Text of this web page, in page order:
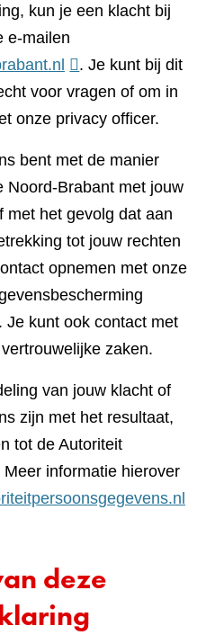
kun je een klacht bij
e-mailen
. Je kunt bij dit
voor vragen of om in
onze privacy officer.
bent met de manier
Noord-Brabant met jouw
met het gevolg dat aan
tot jouw rechten
opnemen met onze
. Je kunt ook contact met
zaken.
van jouw klacht of
zijn met het resultaat,
tot de Autoriteit
informatie hierover
deze